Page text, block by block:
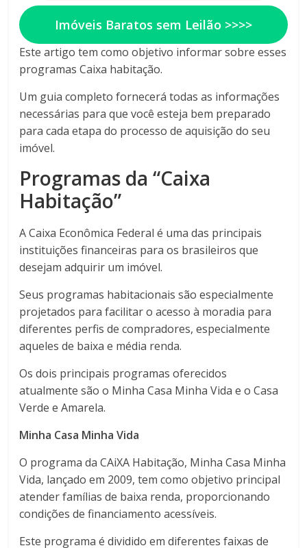
Imóveis Baratos sem Leilão >>>>
Este artigo tem como objetivo informar sobre esses
programas Caixa habitação.
Um guia completo fornecerá todas as informações
necessárias para que você esteja bem preparado
para cada etapa do processo de aquisição do seu
imóvel.
Programas da “Caixa
Habitação”
A Caixa Econômica Federal é uma das principais
instituições financeiras para os brasileiros que
desejam adquirir um imóvel.
Seus programas habitacionais são especialmente
projetados para facilitar o acesso à moradia para
diferentes perfis de compradores, especialmente
aqueles de baixa e média renda.
Os dois principais programas oferecidos
atualmente são o Minha Casa Minha Vida e o Casa
Verde e Amarela.
Minha Casa Minha Vida
O programa da CAiXA Habitação, Minha Casa Minha
Vida, lançado em 2009, tem como objetivo principal
atender famílias de baixa renda, proporcionando
condições de financiamento acessíveis.
Este programa é dividido em diferentes faixas de